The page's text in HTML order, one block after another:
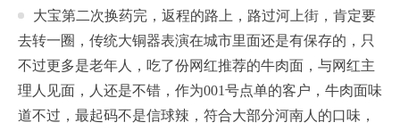
大宝第二次换药完，返程的路上，路过河上街，肯定要
去转一圈，传统大铜器表演在城市里面还是有保存的，只
不过更多是老年人，吃了份网红推荐的牛肉面，与网红主
理人见面，人还是不错，作为001号点单的客户，牛肉面味
道不过，最起码不是信球辣，符合大部分河南人的口味，